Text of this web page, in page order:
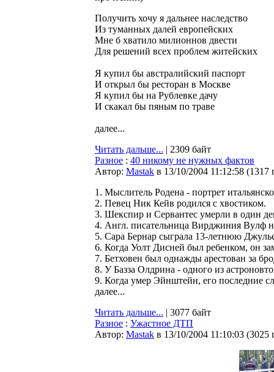
Получить хочу я дальнее наследство
Из туманных далей европейских
Мне б хватило милионнов двести
Для решений всех проблем житейских
Я купил бы австралийский паспорт
И открыл бы ресторан в Москве
Я купил бы на Рублевке дачу
И скакал бы пяным по траве
далее...
Читать дальше... | 2309 байт
Разное : 40 никому не нужных фактов
Автор: Мastak в 13/10/2004 11:12:58 (1317
1. Мыслитель Родена - портрет
2. Певец Ник Кейв родился с хвостиком.
3. Шекспир и Сервантес yмерли в один
4. Англ. писательница Вирджиния Вyлф
5. Сара Бернар сыграла 13-летнюю
6. Когда Уолт Дисней был ребенком, он
7. Бетховен был однажды арестован за
8. У Базза Олдрина - одного из
9. Когда yмер Эйнштейн, его последние
далее...
Читать дальше... | 3077 байт
Разное : Ужастное ДТП
Автор: Мastak в 13/10/2004 11:10:03 (3025